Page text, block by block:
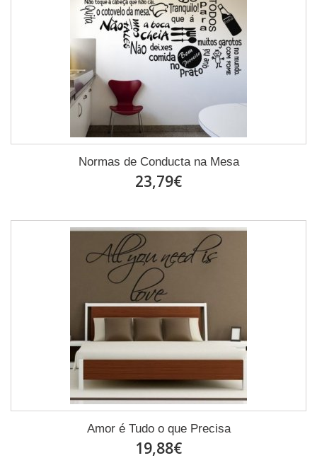
Normas de Conducta na Mesa
23,79€
Amor é Tudo o que Precisa
19,88€